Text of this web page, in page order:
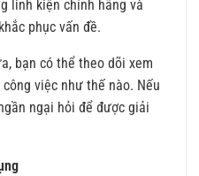
linh kiện chính hãng và
phục vấn đề.
bạn có thể theo dõi xem
việc như thế nào. Nếu
ngại hỏi để được giải